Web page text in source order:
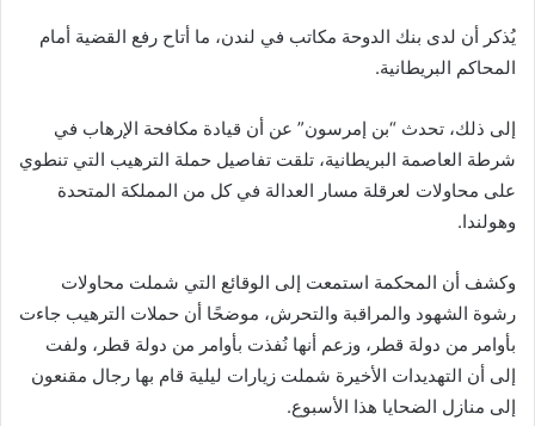
يُذكر أن لدى بنك الدوحة مكاتب في لندن، ما أتاح رفع القضية أمام
المحاكم البريطانية.
إلى ذلك، تحدث “بن إمرسون” عن أن قيادة مكافحة الإرهاب في
شرطة العاصمة البريطانية، تلقت تفاصيل حملة الترهيب التي تنطوي
على محاولات لعرقلة مسار العدالة في كل من المملكة المتحدة
وهولندا.
وكشف أن المحكمة استمعت إلى الوقائع التي شملت محاولات
رشوة الشهود والمراقبة والتحرش، موضحًا أن حملات الترهيب جاءت
بأوامر من دولة قطر، وزعم أنها نُفذت بأوامر من دولة قطر، ولفت
إلى أن التهديدات الأخيرة شملت زيارات ليلية قام بها رجال مقنعون
إلى منازل الضحايا هذا الأسبوع.